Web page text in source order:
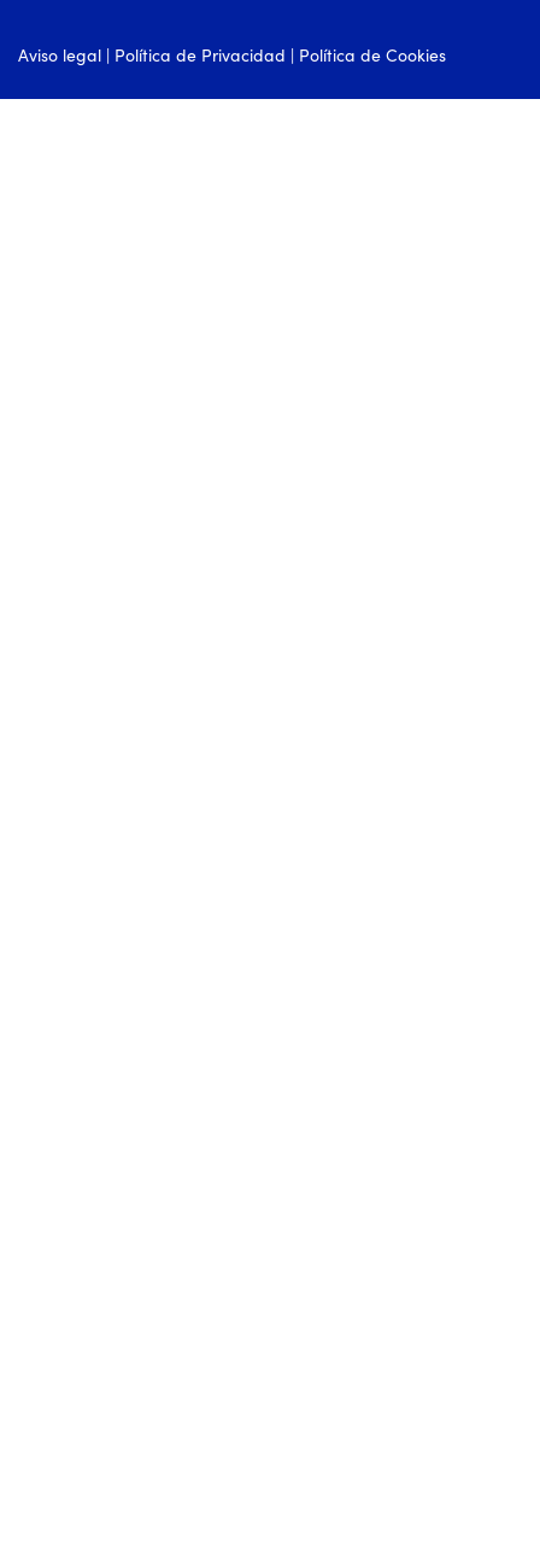
Aviso legal | Política de Privacidad | Política de Cookies